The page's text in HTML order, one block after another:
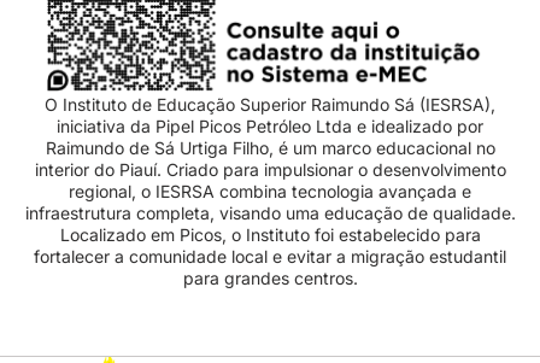
O Instituto de Educação Superior Raimundo Sá (IESRSA),
iniciativa da Pipel Picos Petróleo Ltda e idealizado por
Raimundo de Sá Urtiga Filho, é um marco educacional no
interior do Piauí. Criado para impulsionar o desenvolvimento
regional, o IESRSA combina tecnologia avançada e
infraestrutura completa, visando uma educação de qualidade.
Localizado em Picos, o Instituto foi estabelecido para
fortalecer a comunidade local e evitar a migração estudantil
para grandes centros.